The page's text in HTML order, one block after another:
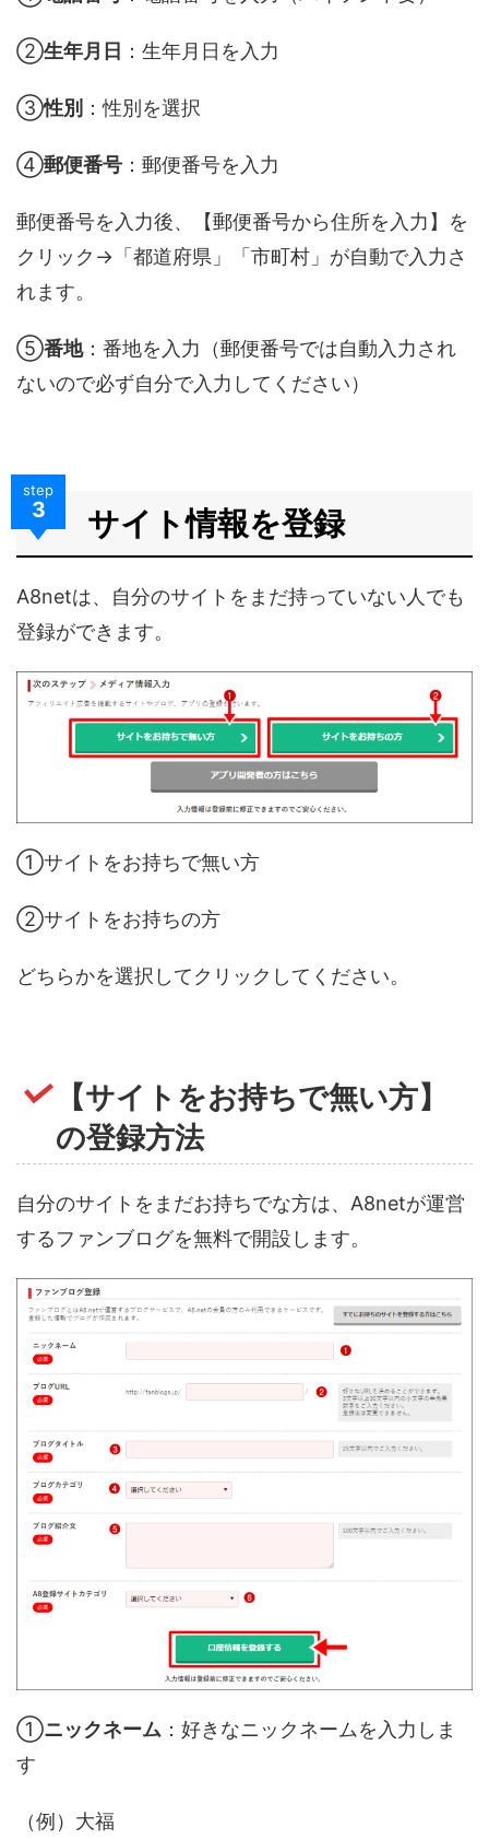
②生年月日 ：生年月日を入力
③性別 ：性別を選択
④郵便番号 ：郵便番号を入力
郵便番号を入力後、【郵便番号から住所を入力】を
クリック→「都道府県」「市町村」が自動で入力さ
れます。
⑤番地：番地を入力（郵便番号では自動入力され
ないので必ず自分で入力してください）
step
3 サイト情報を登録
A8netは、自分のサイトをまだ持っていない人でも
登録ができます。
①サイトをお持ちで無い方
②サイトをお持ちの方
どちらかを選択してクリックしてください。
【サイトをお持ちで無い方】
の登録方法
自分のサイトをまだお持ちでな方は、A8netが運営
するファンブログを無料で開設します。
①ニックネーム ：好きなニックネームを入力しま
す
（例）大福